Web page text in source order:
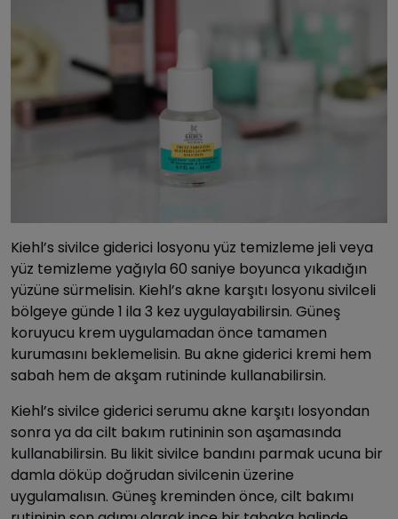
Kiehl’s sivilce giderici losyonu yüz temizleme jeli veya
yüz temizleme yağıyla 60 saniye boyunca yıkadığın
yüzüne sürmelisin. Kiehl’s akne karşıtı losyonu sivilceli
bölgeye günde 1 ila 3 kez uygulayabilirsin. Güneş
koruyucu krem uygulamadan önce tamamen
kurumasını beklemelisin. Bu akne giderici kremi hem
sabah hem de akşam rutininde kullanabilirsin.
Kiehl’s sivilce giderici serumu akne karşıtı losyondan
sonra ya da cilt bakım rutininin son aşamasında
kullanabilirsin. Bu likit sivilce bandını parmak ucuna bir
damla döküp doğrudan sivilcenin üzerine
uygulamalısın. Güneş kreminden önce, cilt bakımı